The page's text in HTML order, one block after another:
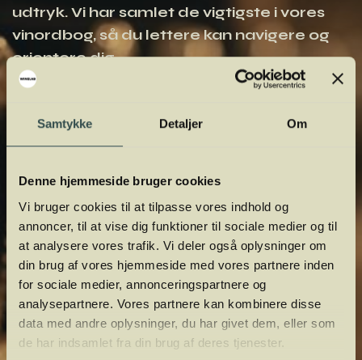
Samtykke Detaljer Om
Denne hjemmeside bruger cookies
Vi bruger cookies til at tilpasse vores indhold og
annoncer, til at vise dig funktioner til sociale medier og til
at analysere vores trafik. Vi deler også oplysninger om
din brug af vores hjemmeside med vores partnere inden
for sociale medier, annonceringspartnere og
analysepartnere. Vores partnere kan kombinere disse
data med andre oplysninger, du har givet dem, eller som
de har indsamlet fra din brug af deres tjenester.
udtryk. Vi har samlet de vigtigste i vores
vinordbog, så du lettere kan navigere og
orientere dig.